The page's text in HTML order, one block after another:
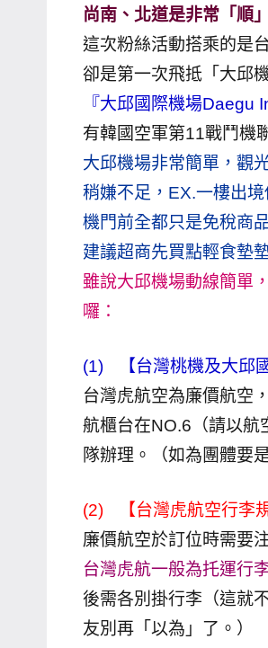
吳
哥
窟
泰
旅
遊
書
作
者、
發
表
及
活
動
主
校
企
業
講
座、
尚南、北道是非常「順
這次粉絲活動搭乘的是
卻是第一次飛抵「大邱
『大邱國際機場Daegu
有韓國空軍第11戰鬥機
大邱機場非常簡單，觀
稍嫌不足，EX.一樓出
機門前全都只是免稅商
建議超商先買點輕食墊
雖說大邱機場動線簡單
囉：
(1)
【台灣桃機及大邱
台灣虎航空為廉價航空
航櫃台在NO.6（請以航
隊辦理。（如為團體要
(2)
【台灣虎航空行李
廉價航空於訂位時需要
台灣虎航一般為托運行
後需各別掛行李（這就
友別再「以為」了。）